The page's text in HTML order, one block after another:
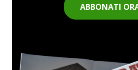
ABBONATI